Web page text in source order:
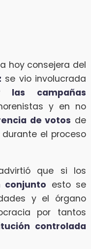
hoy consejera del
se vio involucrada
las campañas
y en no
de votos de
durante el proceso
que si los
conjunto esto se
y el órgano
por tantos
controlada